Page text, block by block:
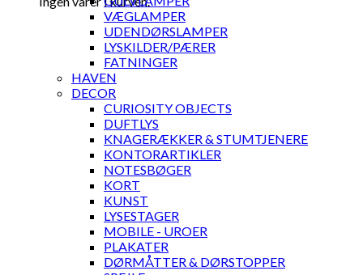
VÆGLAMPER
UDENDØRSLAMPER
LYSKILDER/PÆRER
FATNINGER
HAVEN
DECOR
CURIOSITY OBJECTS
DUFTLYS
KNAGERÆKKER & STUMTJENERE
KONTORARTIKLER
NOTESBØGER
KORT
KUNST
LYSESTAGER
MOBILE - UROER
PLAKATER
DØRMÅTTER & DØRSTOPPER